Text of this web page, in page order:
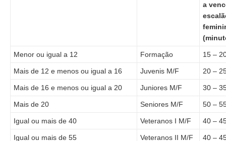
a
Menor ou igual a 12 Formação 15 –
Mais de 12 e menos ou igual a 16 Juvenis M/F 20 –
Mais de 16 e menos ou igual a 20 Juniores M/F 30 –
Mais de 20 Seniores M/F 50 –
Igual ou mais de 40 Veteranos I M/F 40 –
Igual ou mais de 55 Veteranos II M/F 40 –